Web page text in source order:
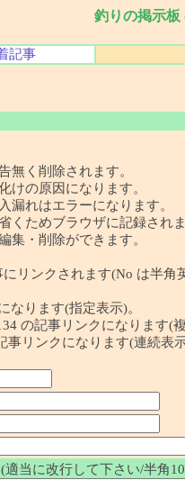
釣りの掲示板
記事
無く削除されます。
けの原因になります。
漏れはエラーになります。
くためブラウザに記録されま
集・削除ができます。
リンクされます(No は半角
ります(指定表示)。
の記事リンクになります(複
リンクになります(連続表示
(適当に改行して下さい/半角